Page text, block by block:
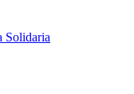
Solidaria